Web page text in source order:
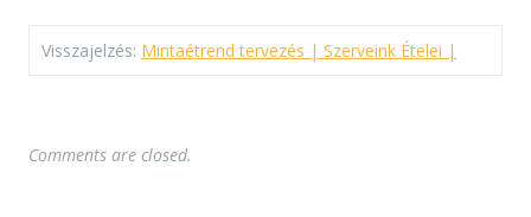
Visszajelzés: Mintaétrend tervezés | Szerveink Ételei |
Comments are closed.